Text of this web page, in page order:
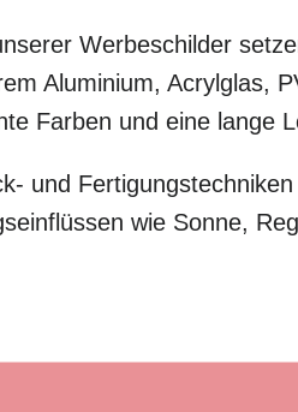
Werbeschilder
Aluminium, Acrylglas,
Farben und eine lange
und
wie Sonne,